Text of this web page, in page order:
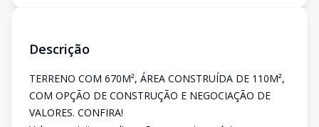
Descrição
TERRENO COM 670M², ÁREA CONSTRUÍDA DE 110M²,
COM OPÇÃO DE CONSTRUÇÃO E NEGOCIAÇÃO DE
VALORES. CONFIRA!